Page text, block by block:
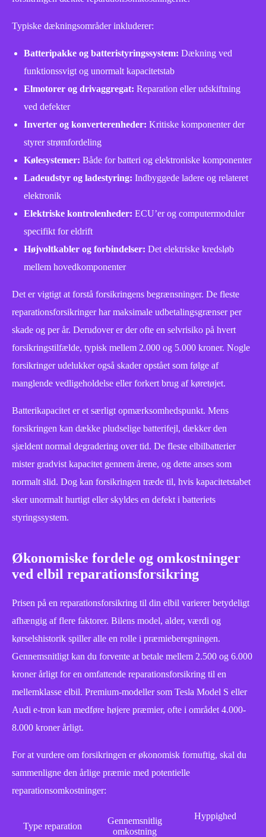
Typiske dækningsområder inkluderer:
Batteripakke og batteristyringssystem: Dækning ved
funktionssvigt og unormalt kapacitetstab
Elmotorer og drivaggregat: Reparation eller udskiftning
ved defekter
Inverter og konverterenheder: Kritiske komponenter der
styrer strømfordeling
Kølesystemer: Både for batteri og elektroniske komponenter
Ladeudstyr og ladestyring: Indbyggede ladere og relateret
elektronik
Elektriske kontrolenheder: ECU’er og computermoduler
specifikt for eldrift
Højvoltkabler og forbindelser: Det elektriske kredsløb
mellem hovedkomponenter
Det er vigtigt at forstå forsikringens begrænsninger. De fleste
reparationsforsikringer har maksimale udbetalingsgrænser per
skade og per år. Derudover er der ofte en selvrisiko på hvert
forsikringstilfælde, typisk mellem 2.000 og 5.000 kroner. Nogle
forsikringer udelukker også skader opstået som følge af
manglende vedligeholdelse eller forkert brug af køretøjet.
Batterikapacitet er et særligt opmærksomhedspunkt. Mens
forsikringen kan dække pludselige batterifejl, dækker den
sjældent normal degradering over tid. De fleste elbilbatterier
mister gradvist kapacitet gennem årene, og dette anses som
normalt slid. Dog kan forsikringen træde til, hvis kapacitetstabet
sker unormalt hurtigt eller skyldes en defekt i batteriets
styringssystem.
Økonomiske fordele og omkostninger
ved elbil reparationsforsikring
Prisen på en reparationsforsikring til din elbil varierer betydeligt
afhængig af flere faktorer. Bilens model, alder, værdi og
kørselshistorik spiller alle en rolle i præmieberegningen.
Gennemsnitligt kan du forvente at betale mellem 2.500 og 6.000
kroner årligt for en omfattende reparationsforsikring til en
mellemklasse elbil. Premium-modeller som Tesla Model S eller
Audi e-tron kan medføre højere præmier, ofte i området 4.000-
8.000 kroner årligt.
For at vurdere om forsikringen er økonomisk fornuftig, skal du
sammenligne den årlige præmie med potentielle
reparationsomkostninger:
Type reparation
Gennemsnitlig
omkostning
Hyppighed